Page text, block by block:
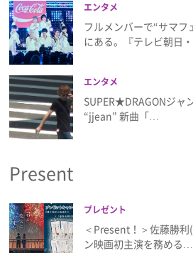
エンタメ
フルメンバーで“サマ
にある。『テレビ朝日
エンタメ
SUPER★DRAGONジャ
“jjean” 新曲「…
Present
プレゼント
＜Present！＞佐藤勝
ン映画初主演を務める…